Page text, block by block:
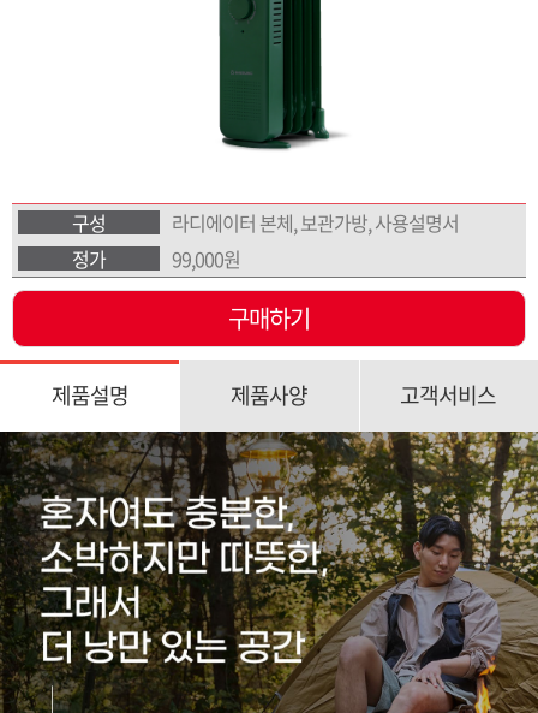
구성
라디에이터 본체, 보관가방, 사용설명서
정가
99,000원
구매하기
제품설명 제품사양 고객서비스